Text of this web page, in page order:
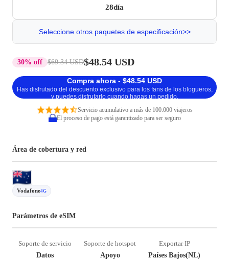
28día
Seleccione otros paquetes de especificación>>
30% off $69.34 USD$48.54 USD
Compra ahora - $48.54 USD
Has disfrutado del descuento exclusivo para los fans de los blogueros,
y puedes disfrutarlo cuando hagas un pedido.
Servicio acumulativo a más de 100.000 viajeros
El proceso de pago está garantizado para ser seguro
Área de cobertura y red
Vodafone4G
Parámetros de eSIM
Soporte de servicio
Datos
Soporte de hotspot
Apoyo
Exportar IP
Países Bajos(NL)